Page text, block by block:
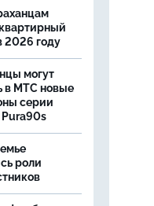
2026 году
могут
в МТС новые
серии
Pura90s
роли